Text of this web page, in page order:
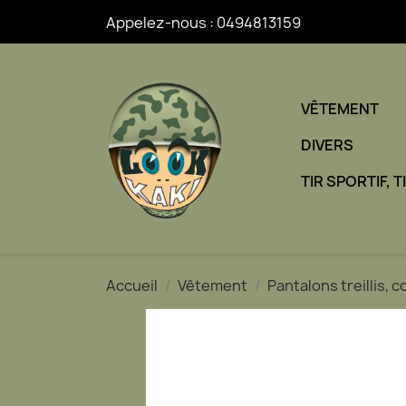
Appelez-nous : 0494813159
VÊTEMENT
DIVERS
TIR SPORTIF,
Accueil Vêtement Pantalons treillis,